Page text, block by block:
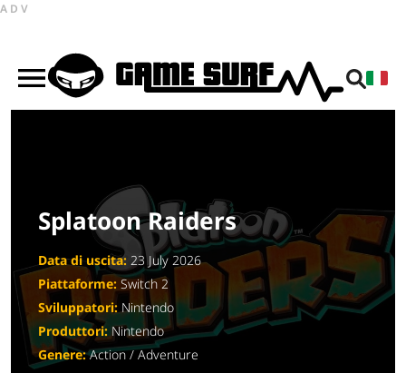
ADV
Splatoon Raiders
Data di uscita: 23 July 2026
Piattaforme: Switch 2
Sviluppatori:Nintendo
Produttori:Nintendo
Genere:Action / Adventure